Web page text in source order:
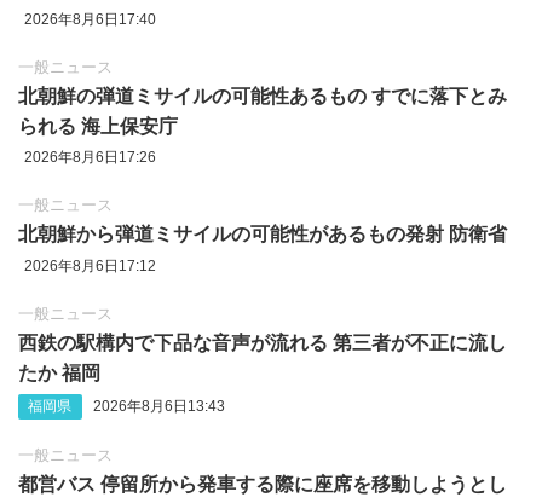
2026年8月6日17:40
一般ニュース
北朝鮮の弾道ミサイルの可能性あるもの すでに落下とみ
られる 海上保安庁
2026年8月6日17:26
一般ニュース
北朝鮮から弾道ミサイルの可能性があるもの発射 防衛省
2026年8月6日17:12
一般ニュース
西鉄の駅構内で下品な音声が流れる 第三者が不正に流し
たか 福岡
福岡県 2026年8月6日13:43
一般ニュース
都営バス 停留所から発車する際に座席を移動しようとし